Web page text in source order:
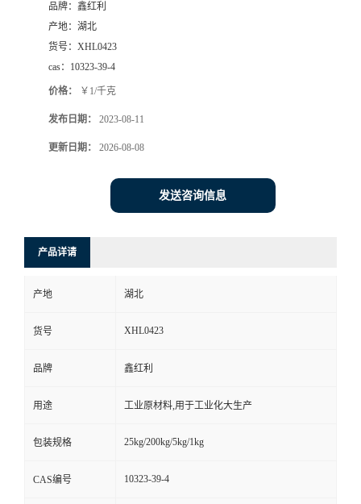
品牌： 鑫红利
产地： 湖北
货号： XHL0423
cas： 10323-39-4
价格： ￥1/千克
发布日期： 2023-08-11
更新日期： 2026-08-08
发送咨询信息
产品详请
产地 湖北
货号 XHL0423
品牌 鑫红利
用途 工业原材料,用于工业化大生产
包装规格 25kg/200kg/5kg/1kg
CAS编号 10323-39-4